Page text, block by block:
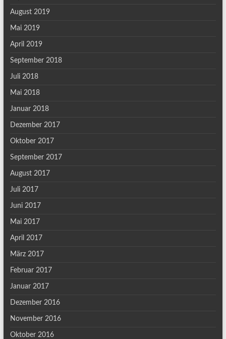
August 2019
Mai 2019
April 2019
September 2018
Juli 2018
Mai 2018
Januar 2018
Dezember 2017
Oktober 2017
September 2017
August 2017
Juli 2017
Juni 2017
Mai 2017
April 2017
März 2017
Februar 2017
Januar 2017
Dezember 2016
November 2016
Oktober 2016